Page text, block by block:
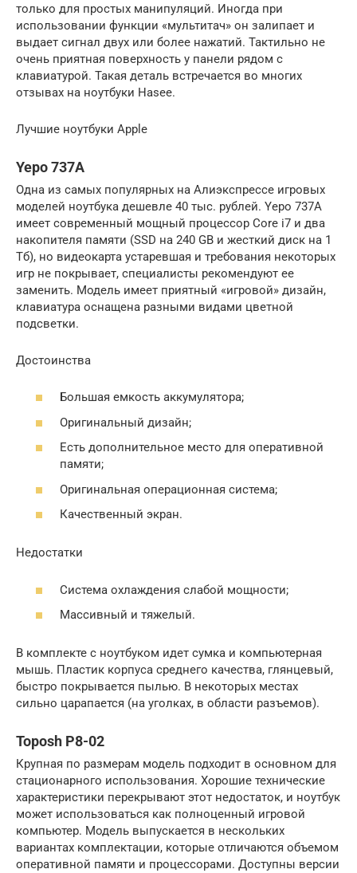
только для простых манипуляций. Иногда при
использовании функции «мультитач» он залипает и
выдает сигнал двух или более нажатий. Тактильно не
очень приятная поверхность у панели рядом с
клавиатурой. Такая деталь встречается во многих
отзывах на ноутбуки Hasee.
Лучшие ноутбуки Apple
Yepo 737A
Одна из самых популярных на Алиэкспрессе игровых
моделей ноутбука дешевле 40 тыс. рублей. Yepo 737A
имеет современный мощный процессор Core i7 и два
накопителя памяти (SSD на 240 GB и жесткий диск на 1
Тб), но видеокарта устаревшая и требования некоторых
игр не покрывает, специалисты рекомендуют ее
заменить. Модель имеет приятный «игровой» дизайн,
клавиатура оснащена разными видами цветной
подсветки.
Достоинства
Большая емкость аккумулятора;
Оригинальный дизайн;
Есть дополнительное место для оперативной
памяти;
Оригинальная операционная система;
Качественный экран.
Недостатки
Система охлаждения слабой мощности;
Массивный и тяжелый.
В комплекте с ноутбуком идет сумка и компьютерная
мышь. Пластик корпуса среднего качества, глянцевый,
быстро покрывается пылью. В некоторых местах
сильно царапается (на уголках, в области разъемов).
Toposh P8-02
Крупная по размерам модель подходит в основном для
стационарного использования. Хорошие технические
характеристики перекрывают этот недостаток, и ноутбук
может использоваться как полноценный игровой
компьютер. Модель выпускается в нескольких
вариантах комплектации, которые отличаются объемом
оперативной памяти и процессорами. Доступны версии